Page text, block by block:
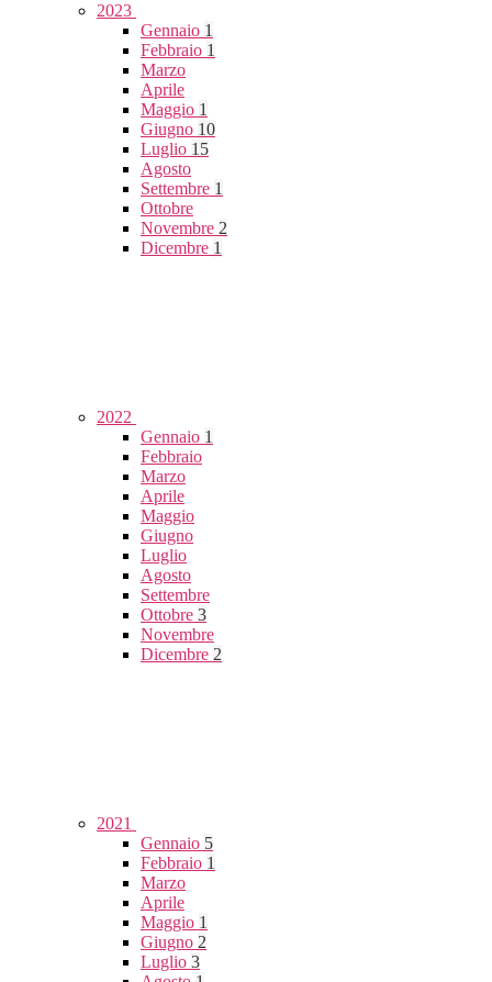
2023
Gennaio 1
Febbraio 1
Marzo
Aprile
Maggio 1
Giugno 10
Luglio 15
Agosto
Settembre 1
Ottobre
Novembre 2
Dicembre 1
2022
Gennaio 1
Febbraio
Marzo
Aprile
Maggio
Giugno
Luglio
Agosto
Settembre
Ottobre 3
Novembre
Dicembre 2
2021
Gennaio 5
Febbraio 1
Marzo
Aprile
Maggio 1
Giugno 2
Luglio 3